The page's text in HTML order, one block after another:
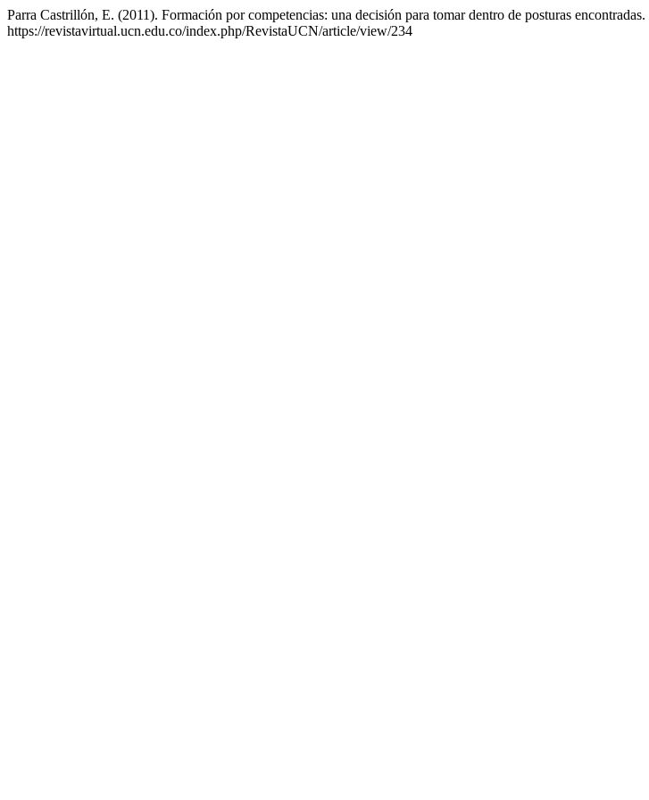
Parra Castrillón, E. (2011). Formación por competencias: una decisión para tomar dentro de posturas encontradas.
https://revistavirtual.ucn.edu.co/index.php/RevistaUCN/article/view/234